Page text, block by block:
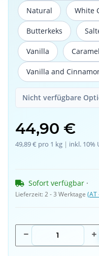
Natural
Natural White
ButterkeksButterkeks
VanillaVanilla
Vanilla andVanilla
Nicht verfügbare
44,90 €
49,89 € pro 1 kg | inkl. 10%
Sofort verfügbar ·
Lieferzeit:2 - 3 Werktage (AT